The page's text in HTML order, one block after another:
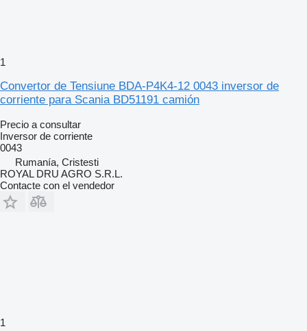
1
Convertor de Tensiune BDA-P4K4-12 0043 inversor de
corriente para Scania BD51191 camión
Precio a consultar
Inversor de corriente
0043
Rumanía, Cristesti
ROYAL DRU AGRO S.R.L.
Contacte con el vendedor
1